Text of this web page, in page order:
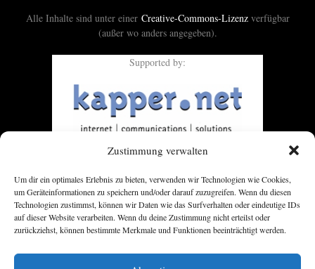
Zustimmung verwalten
Um dir ein optimales Erlebnis zu bieten, verwenden wir Technologien wie Cookies,
um Geräteinformationen zu speichern und/oder darauf zuzugreifen. Wenn du diesen
Technologien zustimmst, können wir Daten wie das Surfverhalten oder eindeutige IDs
auf dieser Website verarbeiten. Wenn du deine Zustimmung nicht erteilst oder
zurückziehst, können bestimmte Merkmale und Funktionen beeinträchtigt werden.
Alle Inhalte sind unter einer Creative-Commons-Lizenzverfügbar
(außer wo anders angegeben).
Supported by: